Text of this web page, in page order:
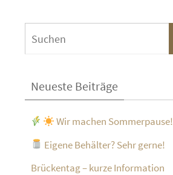
Neueste Beiträge
Wir machen Sommerpause!
Eigene Behälter? Sehr gerne!
Brückentag – kurze Information